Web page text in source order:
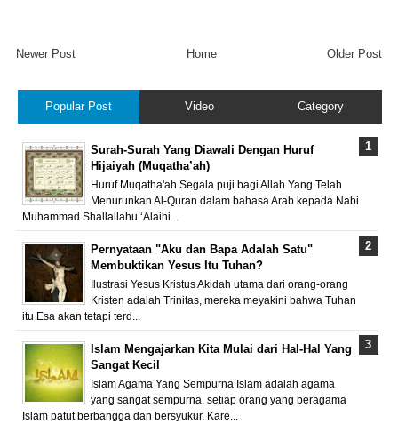
Newer Post Older Post
Home
Popular Post Video Category
Surah-Surah Yang Diawali Dengan Huruf
Hijaiyah (Muqatha’ah)
Huruf Muqatha'ah Segala puji bagi Allah Yang Telah
Menurunkan Al-Quran dalam bahasa Arab kepada Nabi
Muhammad Shallallahu ‘Alaihi...
Pernyataan "Aku dan Bapa Adalah Satu"
Membuktikan Yesus Itu Tuhan?
Ilustrasi Yesus Kristus Akidah utama dari orang-orang
Kristen adalah Trinitas, mereka meyakini bahwa Tuhan
itu Esa akan tetapi terd...
Islam Mengajarkan Kita Mulai dari Hal-Hal Yang
Sangat Kecil
Islam Agama Yang Sempurna Islam adalah agama
yang sangat sempurna, setiap orang yang beragama
Islam patut berbangga dan bersyukur. Kare...